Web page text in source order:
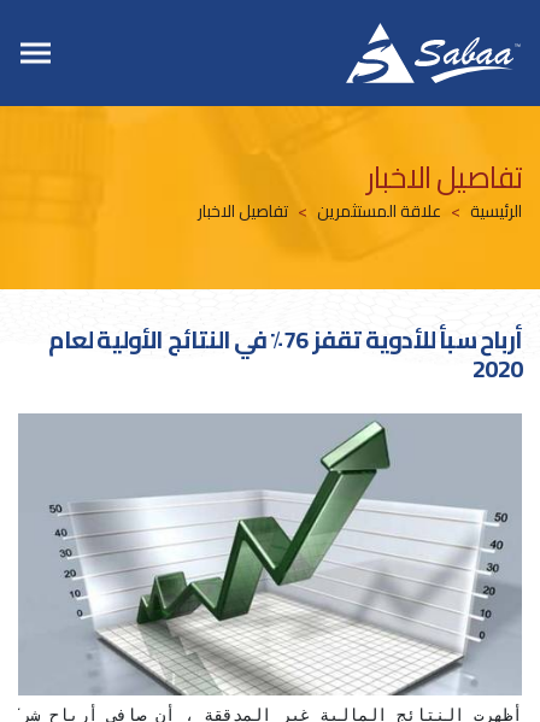
تفاصيل الاخبار
الرئيسية علاقة المستثمرين تفاصيل الاخبار
أرباح سبأ للأدوية تقفز 76٪ في النتائج الأولية لعام
2020